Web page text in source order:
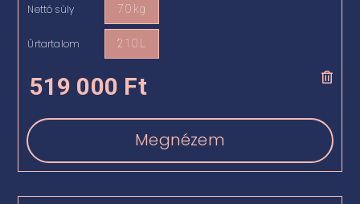
Nettó súly 70 kg
Űrtartalom 210 L
519 000 Ft
Megnézem